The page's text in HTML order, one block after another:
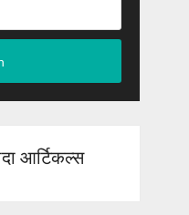
आर्टिकल्स